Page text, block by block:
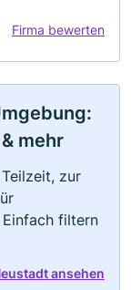
Firma bewerten
mehr
zur
Einfach filtern
ansehen